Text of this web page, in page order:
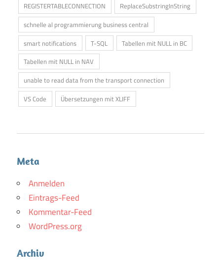
REGISTERTABLECONNECTION
ReplaceSubstringInString
schnelle al programmierung business central
smart notifications
T-SQL
Tabellen mit NULL in BC
Tabellen mit NULL in NAV
unable to read data from the transport connection
VS Code
Übersetzungen mit XLIFF
Meta
Anmelden
Eintrags-Feed
Kommentar-Feed
WordPress.org
Archiv